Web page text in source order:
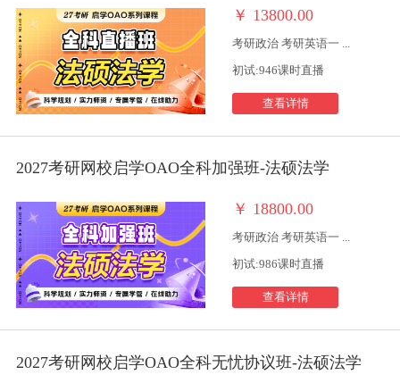
￥ 13800.00
考研政治 考研英语一 ...
初试:946课时直播
查看详情
2027考研网校启学OAO全科加强班-法硕法学
￥ 18800.00
考研政治 考研英语一 ...
初试:986课时直播
查看详情
2027考研网校启学OAO全科无忧协议班-法硕法学